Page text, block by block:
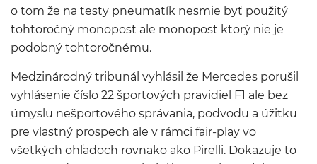
o tom že na testy pneumatík nesmie byť použitý
tohtoročný monopost ale monopost ktorý nie je
podobný tohtoročnému.
Medzinárodný tribunál vyhlásil že Mercedes porušil
vyhlásenie číslo 22 športových pravidiel F1 ale bez
úmyslu nešportového správania, podvodu a úžitku
pre vlastný prospech ale v rámci fair-play vo
všetkých ohľadoch rovnako ako Pirelli. Dokazuje to